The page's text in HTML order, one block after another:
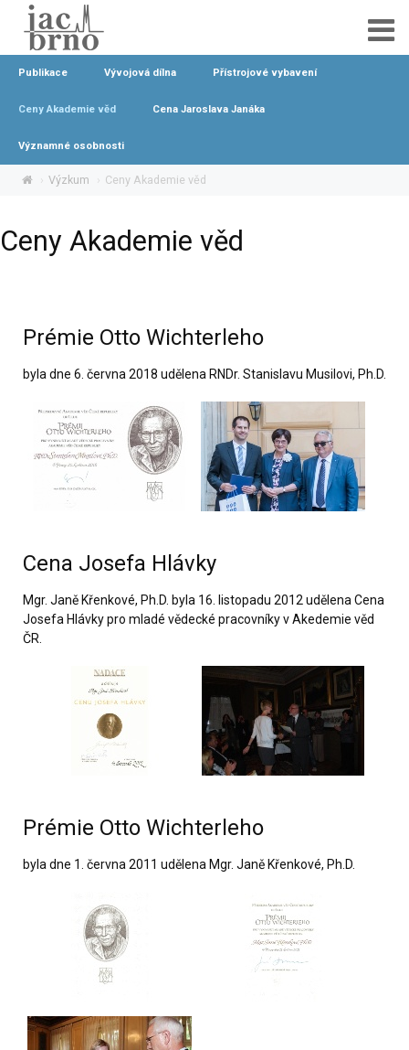
Publikace Vývojová dílna Přístrojové vybavení
Ceny Akademie věd Cena Jaroslava Janáka
Významné osobnosti
Výzkum Ceny Akademie věd
Ceny Akademie věd
Prémie Otto Wichterleho
byla dne 6. června 2018 udělena RNDr. Stanislavu Musilovi, Ph.D.
Cena Josefa Hlávky
Mgr. Janě Křenkové, Ph.D. byla 16. listopadu 2012 udělena Cena
Josefa Hlávky pro mladé vědecké pracovníky v Akedemie věd
ČR.
Prémie Otto Wichterleho
byla dne 1. června 2011 udělena Mgr. Janě Křenkové, Ph.D.